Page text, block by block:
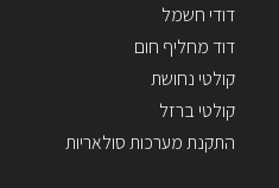
דודי חשמל
דוד מחליף חום
קולטי נחושת
קולטי ברזל
התקנת מערכות סולאריות